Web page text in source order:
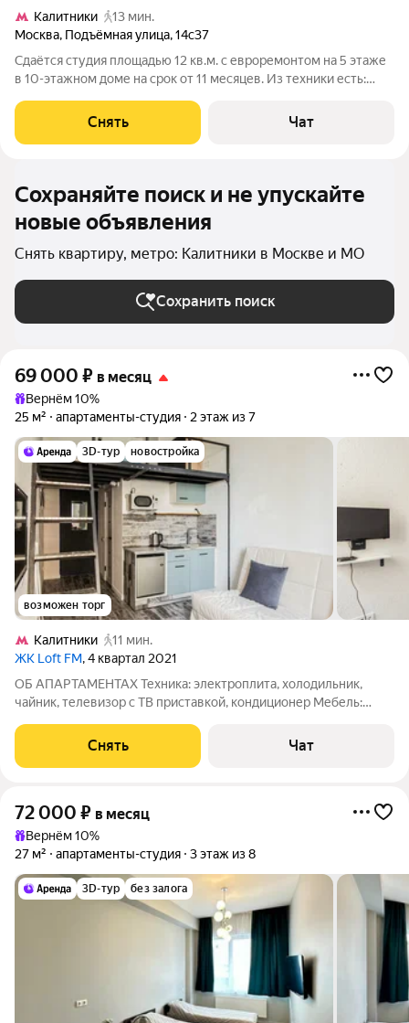
Калитники
13 мин.
Москва, Подъёмная улица,14с37
Сдаётся студия площадью 12 кв.м. с евроремонтом на 5 этаже
в 10-этажном доме на срок от 11 месяцев. Из техники есть:
панельный, окна выходят на улицу. Есть консьерж. В подъезде
3 лифта - 1 грузовой
Снять Чат
Сохраняйте поиск и не упускайте
новые объявления
Снять квартиру, метро: Калитники в Москве и МО
Сохранить поиск
69 000 ₽ в месяц
Вернём 10%
25 м²
апартаменты-студия 2 этаж из 7
3D-тур новостройка
возможен торг
Калитники
11 мин.
ЖК Loft FM, 4 квартал 2021
ОБ АПАРТАМЕНТАХ Техника: электроплита, холодильник,
чайник, телевизор с ТВ приставкой, кондиционер Мебель:
комод, настенная вешалка Предоставлена сушилка для белья
Выполнен косметический
Снять Чат
72 000 ₽ в месяц
Вернём 10%
27 м²
апартаменты-студия 3 этаж из 8
3D-тур без залога